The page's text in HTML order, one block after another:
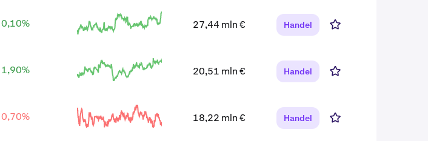
0,10% 27,44 mln € Handel
1,90% 20,51 mln € Handel
0,70% 18,22 mln € Handel